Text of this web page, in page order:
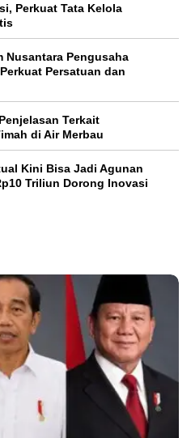
Perkuat Tata Kelola
Nusantara Pengusaha
Persatuan dan
Terkait
di Air Merbau
Kini Bisa Jadi Agunan
Triliun Dorong Inovasi